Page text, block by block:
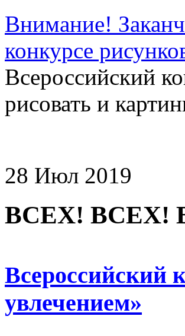
Внимание!
конкурсе
Всероссийский
рисовать и
28 Июл 2019
ВСЕХ! ВСЕХ!
Всероссийский
увлечением»